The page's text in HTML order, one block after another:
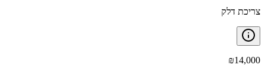
צריכת דלק
₪14,000